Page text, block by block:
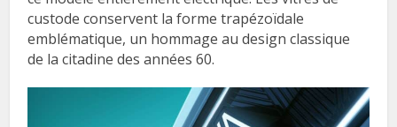
custode conservent la forme trapézoïdale
emblématique, un hommage au design classique
de la citadine des années 60.